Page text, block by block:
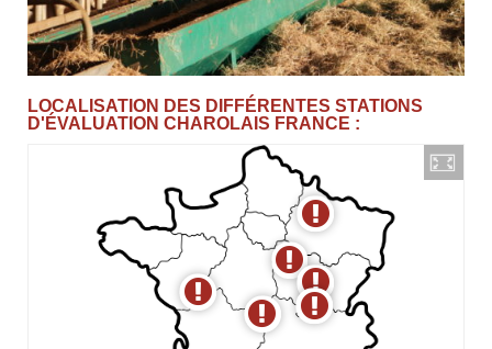
LOCALISATION DES DIFFÉRENTES STATIONS
D'ÉVALUATION CHAROLAIS FRANCE :